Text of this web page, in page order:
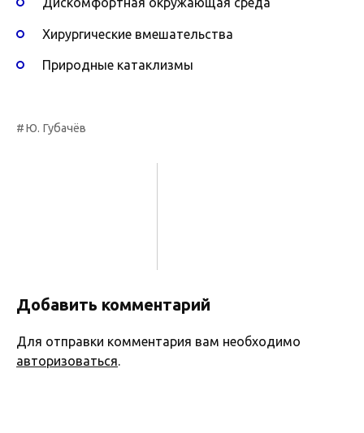
Хирургические вмешательства
Природные катаклизмы
Ю. Губачёв
Добавить комментарий
Для отправки комментария вам необходимо
авторизоваться.